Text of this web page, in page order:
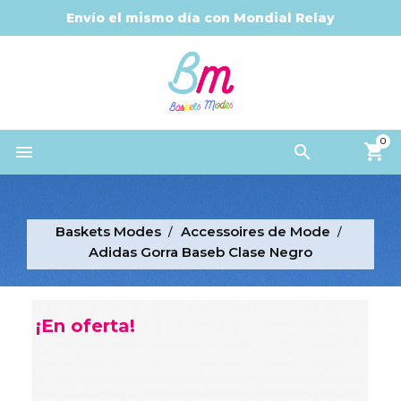
Envío el mismo día con Mondial Relay


0
Baskets Modes
Accessoires de Mode
Adidas Gorra Baseb Clase Negro
¡En oferta!